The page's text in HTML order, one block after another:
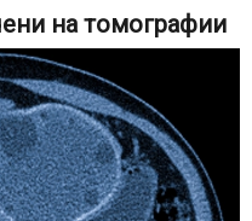
на томографии